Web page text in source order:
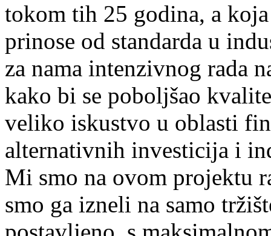
tokom tih 25 godina, a
prinose od standarda u
za nama intenzivnog rada
kako bi se poboljšao
veliko iskustvo u oblasti
alternativnih investicija i
Mi smo na ovom projektu
smo ga izneli na samo